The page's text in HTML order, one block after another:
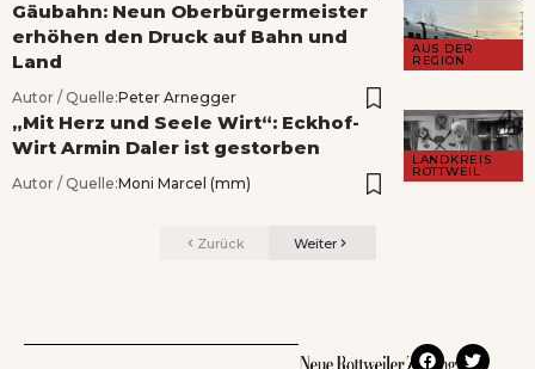
AUS DER
REGION
Gäubahn: Neun Oberbürgermeister
erhöhen den Druck auf Bahn und
Land
Autor / Quelle:Peter Arnegger
LANDKREIS
ROTTWEIL
„Mit Herz und Seele Wirt“: Eckhof-
Wirt Armin Daler ist gestorben
Autor / Quelle:Moni Marcel (mm)
Zurück Weiter